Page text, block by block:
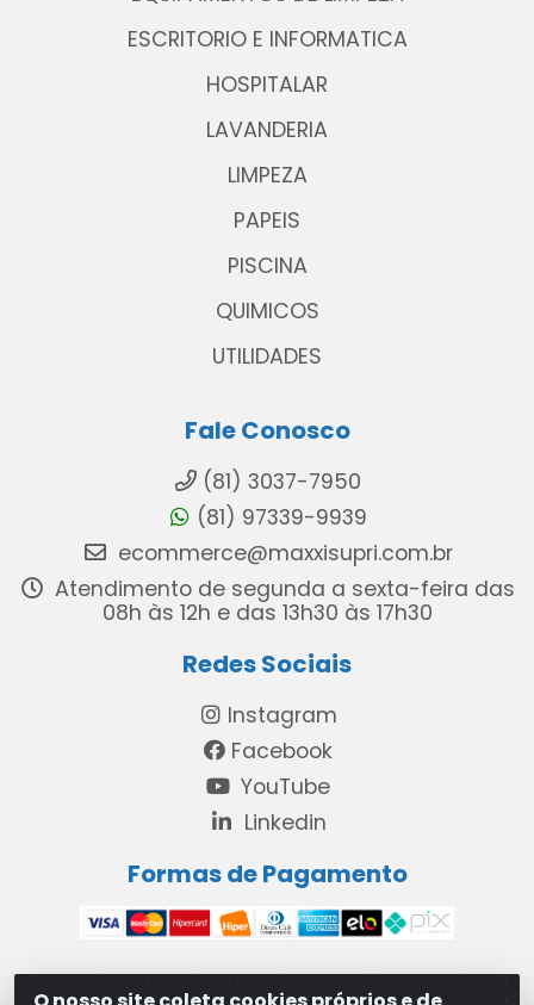
ESCRITORIO E INFORMATICA
HOSPITALAR
LAVANDERIA
LIMPEZA
PAPEIS
PISCINA
QUIMICOS
UTILIDADES
Fale Conosco
(81) 3037-7950
(81) 97339-9939
ecommerce@maxxisupri.com.br
Atendimento de segunda a sexta-feira das
08h às 12h e das 13h30 às 17h30
Redes Sociais
Instagram
Facebook
YouTube
Linkedin
Formas de Pagamento